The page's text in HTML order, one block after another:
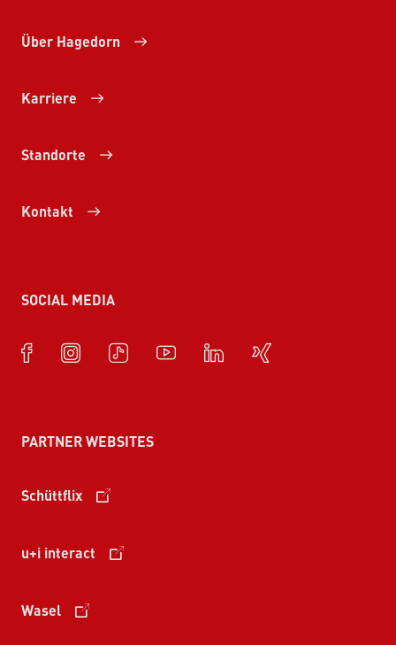
Über Hagedorn
Karriere
Standorte
Kontakt
SOCIAL MEDIA
PARTNER WEBSITES
Schüttflix
u+i interact
Wasel